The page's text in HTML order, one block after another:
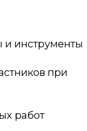
инструменты
при
работ